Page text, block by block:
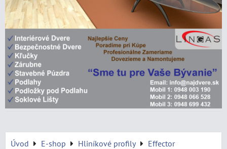
Úvod E-shop Hliníkové profily
Effector